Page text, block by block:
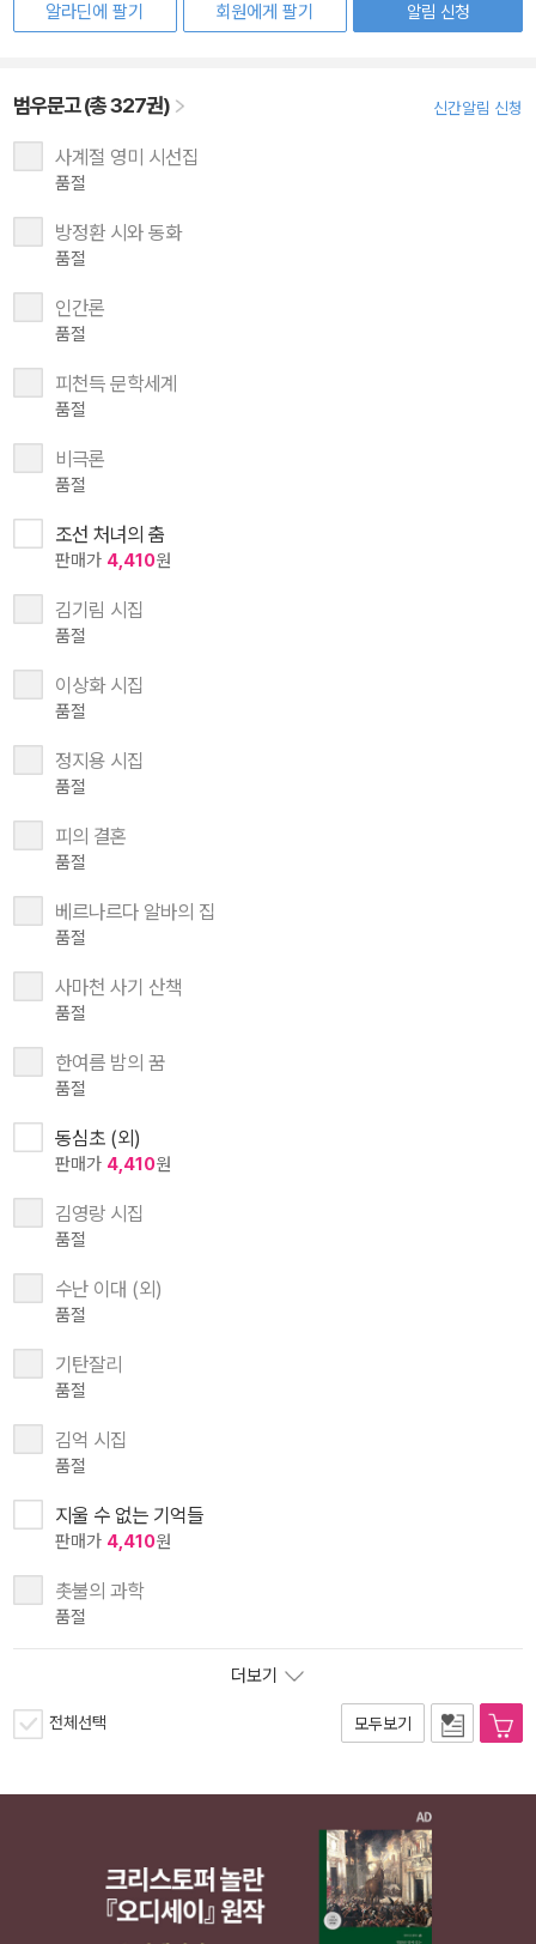
알라딘에 팔기
회원에게 팔기
알림 신청
범우문고 (총 327권) 신간알림 신청
사계절 영미 시선집
품절
방정환 시와 동화
품절
인간론
품절
피천득 문학세계
품절
비극론
품절
조선 처녀의 춤
판매가 4,410원
김기림 시집
품절
이상화 시집
품절
정지용 시집
품절
피의 결혼
품절
베르나르다 알바의 집
품절
사마천 사기 산책
품절
한여름 밤의 꿈
품절
동심초 (외)
판매가 4,410원
김영랑 시집
품절
수난 이대 (외)
품절
기탄잘리
품절
김억 시집
품절
지울 수 없는 기억들
판매가 4,410원
촛불의 과학
품절
더보기
전체선택 모두보기